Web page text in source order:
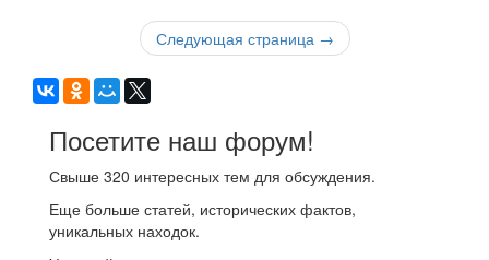
Следующая страница →
Посетите наш форум!
Свыше 320 интересных тем для обсуждения.
Еще больше статей, исторических фактов,
уникальных находок.